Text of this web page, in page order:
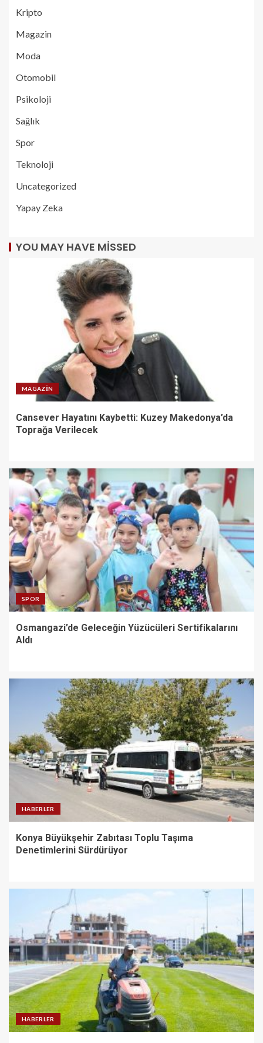
Kripto
Magazin
Moda
Otomobil
Psikoloji
Sağlık
Spor
Teknoloji
Uncategorized
Yapay Zeka
YOU MAY HAVE MISSED
MAGAZIN
Cansever Hayatını Kaybetti: Kuzey Makedonya’da
Toprağa Verilecek
SPOR
Osmangazi’de Geleceğin Yüzücüleri Sertifikalarını
Aldı
HABERLER
Konya Büyükşehir Zabıtası Toplu Taşıma
Denetimlerini Sürdürüyor
HABERLER